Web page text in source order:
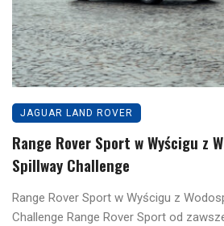
JAGUAR LAND ROVER
Range Rover Sport w Wyścigu z
Spillway Challenge
Range Rover Sport w Wyścigu z
Challenge Range Rover Sport od